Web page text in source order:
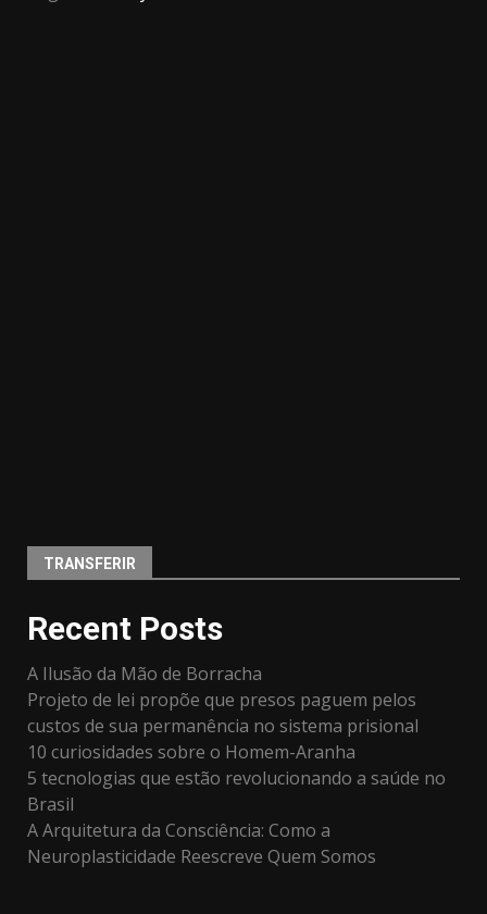
TRANSFERIR
Recent Posts
A Ilusão da Mão de Borracha
Projeto de lei propõe que presos paguem pelos
custos de sua permanência no sistema prisional
10 curiosidades sobre o Homem-Aranha
5 tecnologias que estão revolucionando a saúde no
Brasil
A Arquitetura da Consciência: Como a
Neuroplasticidade Reescreve Quem Somos